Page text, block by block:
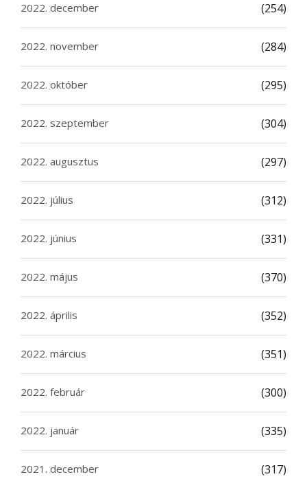
2022. december (254)
2022. november (284)
2022. október (295)
2022. szeptember (304)
2022. augusztus (297)
2022. július (312)
2022. június (331)
2022. május (370)
2022. április (352)
2022. március (351)
2022. február (300)
2022. január (335)
2021. december (317)